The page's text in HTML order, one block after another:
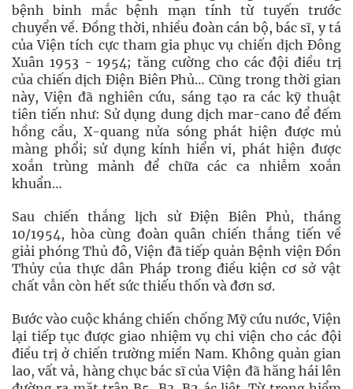
bệnh binh mắc bệnh mạn tính từ tuyến trước
chuyển về. Đồng thời, nhiều đoàn cán bộ, bác sĩ, y tá
của Viện tích cực tham gia phục vụ chiến dịch Đông
Xuân 1953 - 1954; tăng cường cho các đội điều trị
của chiến dịch Điện Biên Phủ… Cũng trong thời gian
này, Viện đã nghiên cứu, sáng tạo ra các kỹ thuật
tiên tiến như: Sử dụng dung dịch mar-cano để đếm
hồng cầu, X-quang nửa sóng phát hiện được mủ
màng phổi; sử dụng kính hiển vi, phát hiện được
xoắn trùng mảnh để chữa các ca nhiễm xoắn
khuẩn…
Sau chiến thắng lịch sử Điện Biên Phủ, tháng
10/1954, hòa cùng đoàn quân chiến thắng tiến về
giải phóng Thủ đô, Viện đã tiếp quản Bệnh viện Đồn
Thủy của thực dân Pháp trong điều kiện cơ sở vật
chất vẫn còn hết sức thiếu thốn và đơn sơ.
Bước vào cuộc kháng chiến chống Mỹ cứu nước, Viện
lại tiếp tục được giao nhiệm vụ chi viện cho các đội
điều trị ở chiến trường miền Nam. Không quản gian
lao, vất vả, hàng chục bác sĩ của Viện đã hăng hái lên